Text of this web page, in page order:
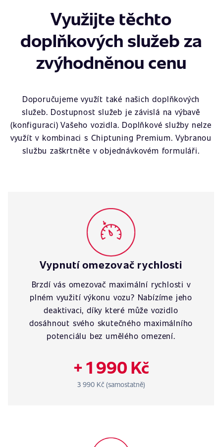
Využijte těchto
doplňkových služeb za
zvýhodněnou cenu
Doporučujeme využít také našich doplňkových
služeb. Dostupnost služeb je závislá na výbavě
(konfiguraci) Vašeho vozidla. Doplňkové služby nelze
využít v kombinaci s Chiptuning Premium. Vybranou
službu zaškrtněte v objednávkovém formuláři.
Vypnutí omezovač rychlosti
Brzdí vás omezovač maximální rychlosti v
plném využití výkonu vozu? Nabízíme jeho
deaktivaci, díky které může vozidlo
dosáhnout svého skutečného maximálního
potenciálu bez umělého omezení.
+ 1 990 Kč
3 990 Kč (samostatně)